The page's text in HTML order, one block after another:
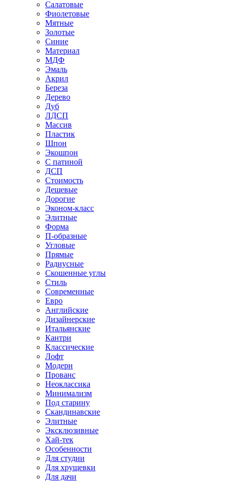
Салатовые
Фиолетовые
Мятные
Золотые
Синие
Материал
МДФ
Эмаль
Акрил
Береза
Дерево
Дуб
ЛДСП
Массив
Пластик
Шпон
Экошпон
С патиной
ДСП
Стоимость
Дешевые
Дорогие
Эконом-класс
Элитные
Форма
П-образные
Угловые
Прямые
Радиусные
Скошенные углы
Стиль
Современные
Евро
Английские
Дизайнерские
Итальянские
Кантри
Классические
Лофт
Модерн
Прованс
Неоклассика
Минимализм
Под старину
Скандинавские
Элитные
Эксклюзивные
Хай-тек
Особенности
Для студии
Для хрущевки
Для дачи